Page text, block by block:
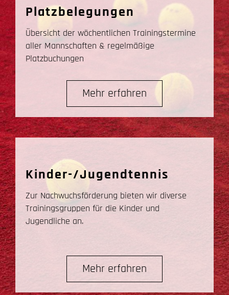
Platzbelegungen
Übersicht der wöchentlichen Trainingstermine
aller Mannschaften & regelmäßige
Platzbuchungen
Mehr erfahren
Kinder-/Jugendtennis
Zur Nachwuchsförderung bieten wir diverse
Trainingsgruppen für die Kinder und
Jugendliche an.
Mehr erfahren